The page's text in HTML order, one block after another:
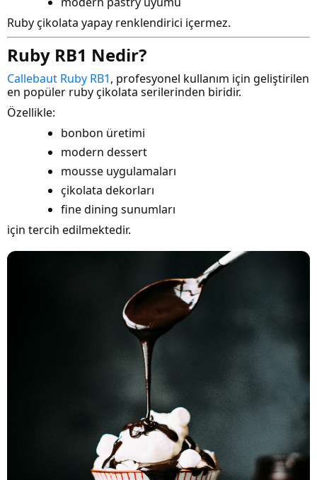
Ruby çikolata yapay renklendirici içermez.
Ruby RB1 Nedir?
Callebaut Ruby RB1, profesyonel kullanım için geliştirilen
en popüler ruby çikolata serilerinden biridir.
Özellikle:
bonbon üretimi
modern dessert
mousse uygulamaları
çikolata dekorları
fine dining sunumları
için tercih edilmektedir.